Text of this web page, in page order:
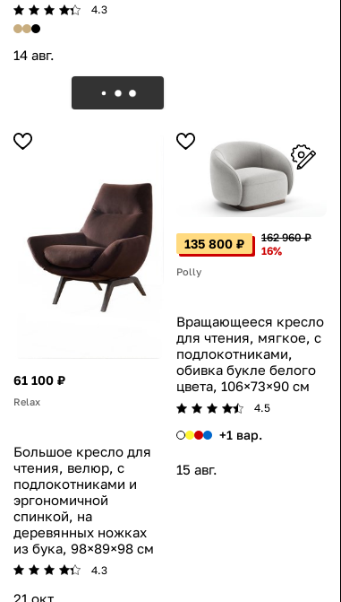
4.3
14 авг.
61 100 ₽
Relax
Большое кресло для
чтения, велюр, с
подлокотниками и
эргономичной
спинкой, на
деревянных ножках
из бука, 98×89×98 см
4.3
21 окт.
135 800 ₽
162 960 ₽
16%
Polly
Вращающееся кресло
для чтения, мягкое, с
подлокотниками,
обивка букле белого
цвета, 106×73×90 см
4.5
+1 вар.
15 авг.